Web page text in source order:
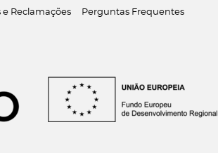
e Reclamações Perguntas Frequentes